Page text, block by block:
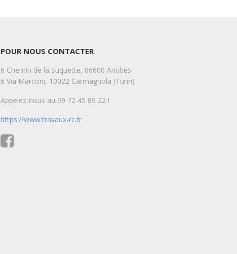
Durand
qualité des travaux, les
de mon nouvel
à mes amis et
POUR NOUS CONTACTER
6 Chemin de la Suquette, 06600 Antibes
6 Via Marconi, 10022 Carmagnola (Turin)
Appelez-nous au 09 72 45 89 22 !
https://www.travaux-rc.fr